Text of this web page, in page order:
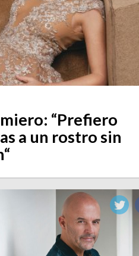
“Prefiero
a un rostro sin